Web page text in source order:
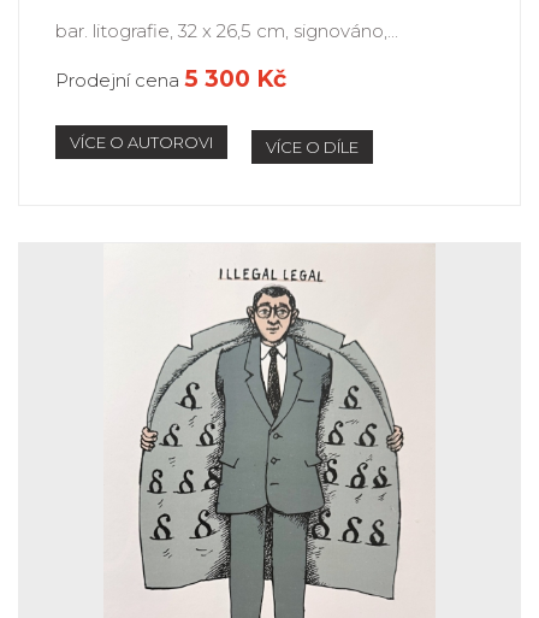
bar. litografie, 32 x 26,5 cm, signováno,...
Prodejní cena 5 300 Kč
VÍCE O AUTOROVI VÍCE O DÍLE